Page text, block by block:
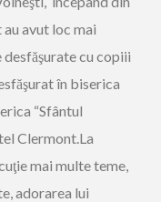
au avut loc mai
cu copiii
în biserica
“Sfântul
Clermont.La
mai multe teme,
adorarea lui